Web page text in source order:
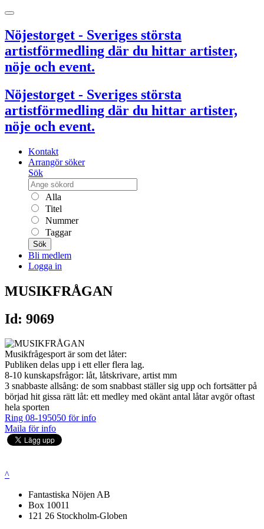
Nöjestorget - Sveriges största
artistförmedling där du hittar artister,
nöje och event.
Nöjestorget - Sveriges största
artistförmedling där du hittar artister,
nöje och event.
Kontakt
Arrangör söker
Sök
Alla
Titel
Nummer
Taggar
Sök
Bli medlem
Logga in
MUSIKFRÅGAN
Id: 9069
Musikfrågesport är som det låter:
Publiken delas upp i ett eller flera lag.
8-10 kunskapsfrågor: låt, låtskrivare, artist mm
3 snabbaste allsång: de som snabbast ställer sig upp och fortsätter på
börjad hit gissa rätt låt: ett medley med okänt antal låtar avgör oftast
hela sporten
Ring 08-195050 för info
Maila för info
^
Fantastiska Nöjen AB
Box 10011
121 26 Stockholm-Globen